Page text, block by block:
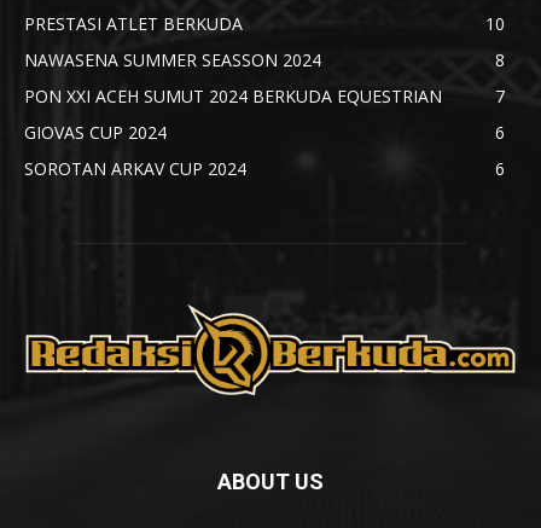
PRESTASI ATLET BERKUDA
10
NAWASENA SUMMER SEASSON 2024
8
PON XXI ACEH SUMUT 2024 BERKUDA EQUESTRIAN
7
GIOVAS CUP 2024
6
SOROTAN ARKAV CUP 2024
6
ABOUT US